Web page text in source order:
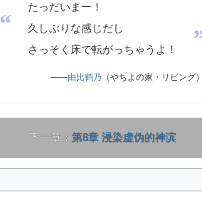
“
たっだいまー！
久しぶりな感じだし
さっそく床で転がっちゃうよ！
——由比鹤乃 （やちよの家・リビング）
下一章： 第8章 浸染虚伪的神滨